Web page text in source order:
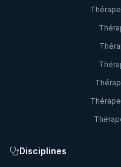
Disciplines